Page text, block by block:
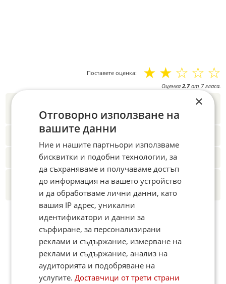
Поставете оценка: ☆
☆
☆
☆
☆
Оценка2.7от 7 гласа.
Instagram,YouTube, канал Viber,X
Четете ни и в Google News Showcase
Абонамент за Факти.БГ в Google Alerts
Добавете Факти.БГ като предпочитан
източник в Google
×
Отговорно използване на
вашите данни
Ние и нашите партньори използваме
бисквитки и подобни технологии, за
да съхраняваме и получаваме достъп
до информация на вашето устройство
и да обработваме лични данни, като
вашия IP адрес, уникални
идентификатори и данни за
сърфиране, за персонализирани
реклами и съдържание, измерване на
реклами и съдържание, анализ на
аудиторията и подобряване на
услугите.Доставчици от трети страни